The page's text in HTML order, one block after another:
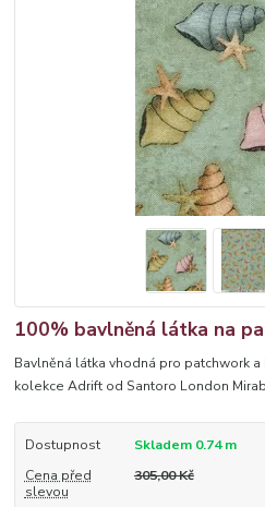
100% bavlněná látka na
Bavlněná látka vhodná pro patchwork
kolekce Adrift od Santoro London
Dostupnost
Skladem 0.74 m
Cena před
slevou
305,00 Kč